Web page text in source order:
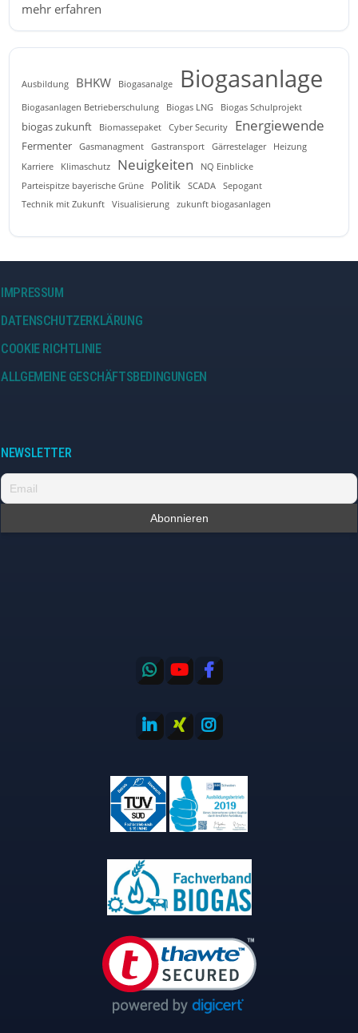
mehr erfahren
Ausbildung BHKW Biogasanalge Biogasanlage
Biogasanlagen Betrieberschulung Biogas LNG Biogas Schulprojekt
biogas zukunft Biomassepaket Cyber Security Energiewende
Fermenter Gasmanagment Gastransport Gärrestelager
Heizung
Karriere
Klimaschutz Neuigkeiten
NQ Einblicke
Parteispitze bayerische Grüne
Politik SCADA
Sepogant
Technik mit Zukunft
Visualisierung zukunft biogasanlagen
IMPRESSUM
DATENSCHUTZERKLÄRUNG
COOKIE RICHTLINIE
ALLGEMEINE GESCHÄFTSBEDINGUNGEN
NEWSLETTER